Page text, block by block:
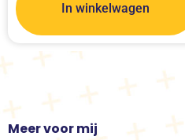
In winkelwagen
Meer voor mij